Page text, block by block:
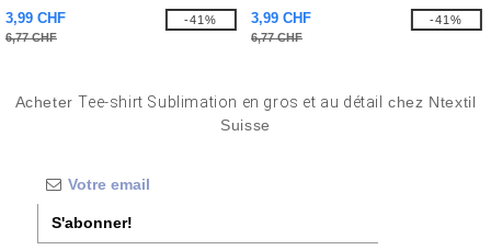
3,99 CHF
6,77 CHF
-41%
3,99 CHF
6,77 CHF
-41%
AcheterTee-shirt Sublimation en gros et au détail
chez Ntextil
Suisse
S'abonner!